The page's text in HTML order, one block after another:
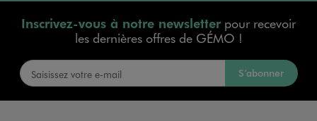
Inscrivez-vous à notre newsletterpour recevoir
les dernières offres de GÉMO !
S’abonner